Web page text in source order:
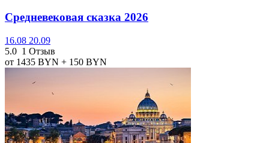
Средневековая сказка 2026
16.08 20.09
5.0 1 Отзыв
от 1435 BYN + 150 BYN